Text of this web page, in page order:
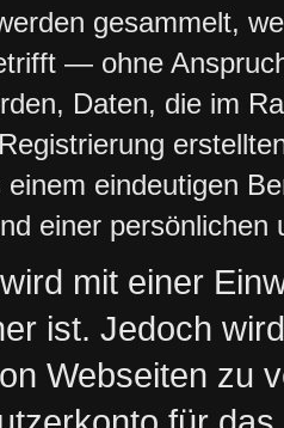
gesammelt,
— ohne
Daten, die im
eindeutigen
einer
mit einer
ist. Jedoch
Webseiten zu